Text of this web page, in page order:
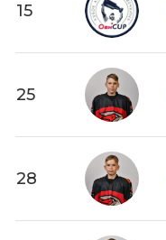
15
25
28